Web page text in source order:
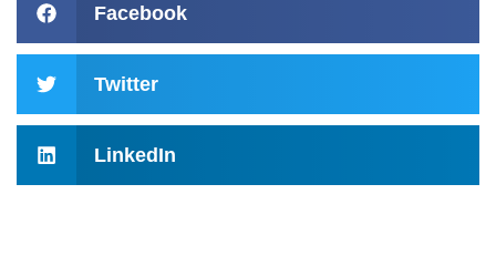
Facebook
Twitter
LinkedIn